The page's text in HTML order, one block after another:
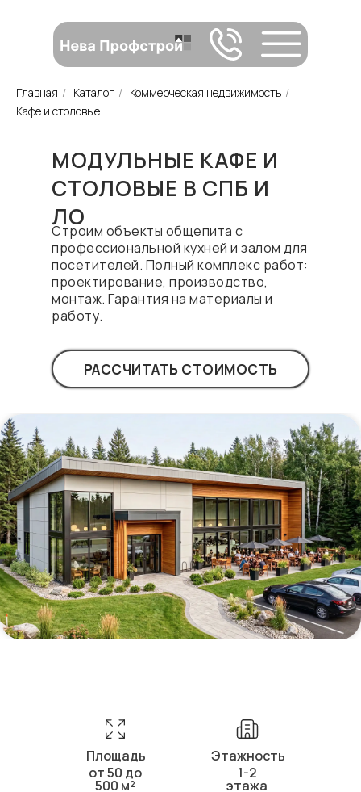
Главная / Каталог / Коммерческая недвижимость /
Кафе и столовые
МОДУЛЬНЫЕ КАФЕ И
СТОЛОВЫЕ В СПБ И
ЛО
Строим объекты общепита с
профессиональной кухней и залом для
посетителей. Полный комплекс работ:
проектирование, производство,
монтаж. Гарантия на материалы и
работу.
РАССЧИТАТЬ СТОИМОСТЬ
Этажность
1-2
этажа
Площадь
от 50 до
500 м²